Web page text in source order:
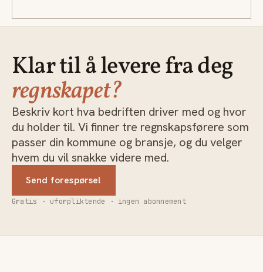
Klar til å levere fra deg
regnskapet?
Beskriv kort hva bedriften driver med og hvor
du holder til. Vi finner tre regnskapsførere som
passer din kommune og bransje, og du velger
hvem du vil snakke videre med.
Send forespørsel
Gratis · uforpliktende · ingen abonnement